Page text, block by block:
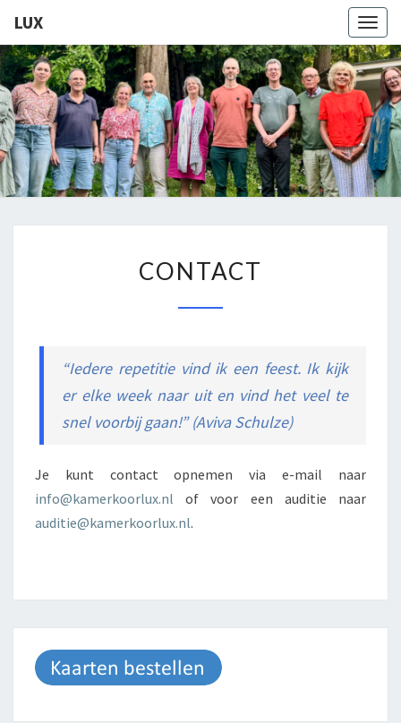
LUX
LUX
Kamerkoor
Onder
Leiding
Van
Angeliki
Ploka
CONTACT
“Iedere repetitie vind ik een feest. Ik kijk
er elke week naar uit en vind het veel te
snel voorbij gaan!” (Aviva Schulze)
Je kunt contact opnemen via e-mail naar
info@kamerkoorlux.nl of voor een auditie naar
auditie@kamerkoorlux.nl.